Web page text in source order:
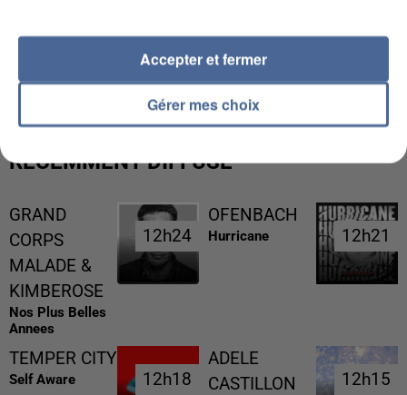
GABRIEL ATTAL ET RAPHAËL GLUCKSMANN
VISÉS PAR DES INGÉRENCES...
RÉCEMMENT DIFFUSÉ
GRAND
CORPS
MALADE &
KIMBEROSE
Nos Plus Belles
Annees
12h24
12h24
OFENBACH
Hurricane 12h21
12h21
TEMPER CITY
Self Aware 12h18
12h18
ADELE
CASTILLON
12h15
12h15
Gérer mes choix
Accepter et fermer